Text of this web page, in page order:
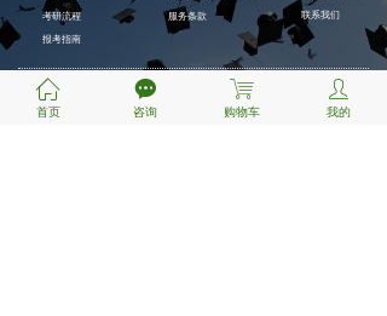
考研流程
报考指南
服务条款
联系我们
ꀇ
首页
끁
咨询
ꁈ
购物车
ꄑ
我的